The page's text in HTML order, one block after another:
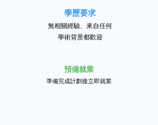
學歷要求
無相關經驗、來自任何
學術背景都歡迎
預備就業
準備完成計劃後立即就業